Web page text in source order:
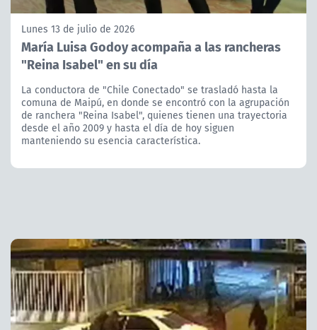
Lunes 13 de julio de 2026
María Luisa Godoy acompaña a las rancheras
"Reina Isabel" en su día
La conductora de "Chile Conectado" se trasladó hasta la
comuna de Maipú, en donde se encontró con la agrupación
de ranchera "Reina Isabel", quienes tienen una trayectoria
desde el año 2009 y hasta el día de hoy siguen
manteniendo su esencia característica.